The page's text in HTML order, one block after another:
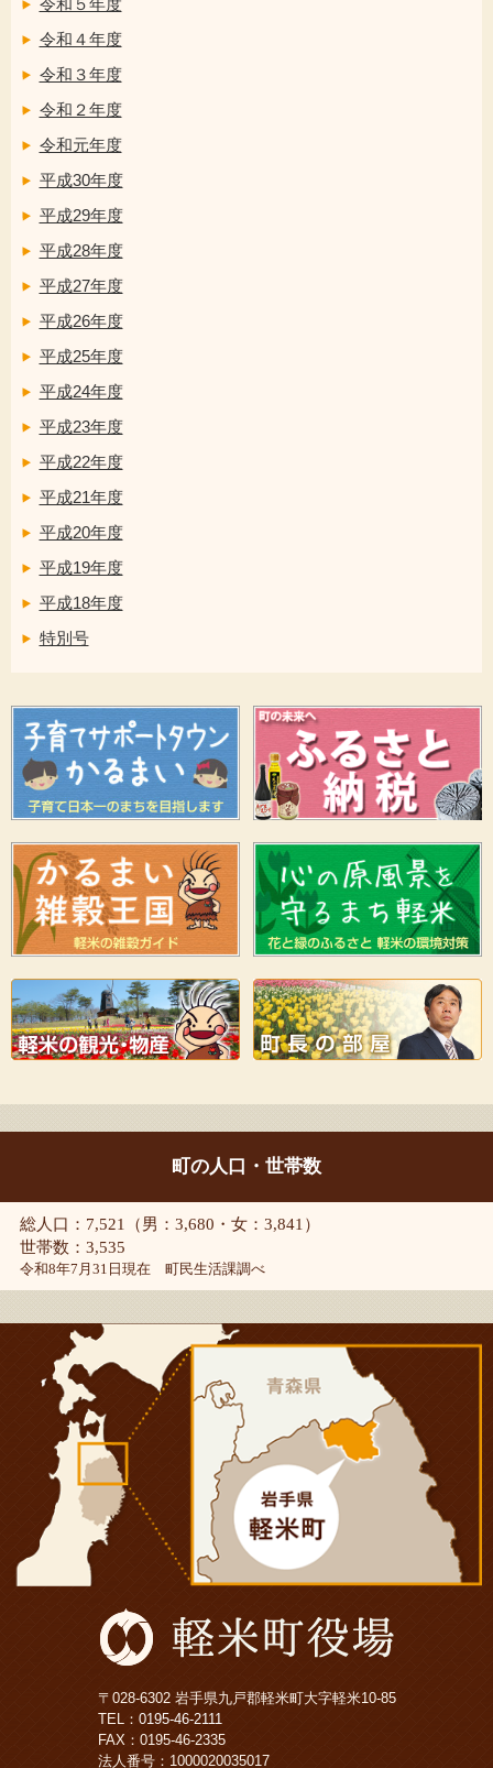
令和５年度
令和４年度
令和３年度
令和２年度
令和元年度
平成30年度
平成29年度
平成28年度
平成27年度
平成26年度
平成25年度
平成24年度
平成23年度
平成22年度
平成21年度
平成20年度
平成19年度
平成18年度
特別号
町の人口・世帯数
総人口：7,521（男：3,680・女：3,841）
世帯数：3,535
令和8年7月31日現在 町民生活課調べ
〒028-6302 岩手県九戸郡軽米町大字軽米10-85
TEL： 0195-46-2111
FAX：0195-46-2335
法人番号：1000020035017